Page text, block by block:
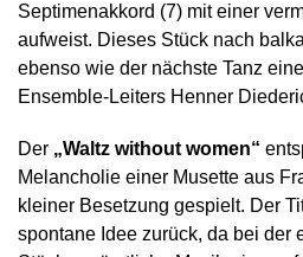
Septimenakkord (7) mit einer
aufweist. Dieses Stück nach
ebenso wie der nächste Tanz
Ensemble-Leiters Henner
Der „Waltz without women“
Melancholie einer Musette aus
kleiner Besetzung gespielt. Der
spontane Idee zurück, da bei der